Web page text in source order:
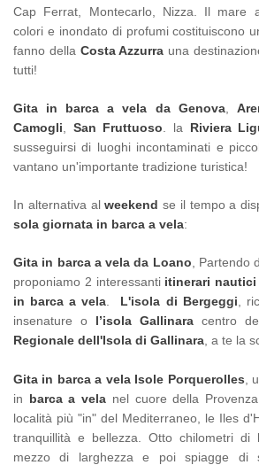
Cap Ferrat, Montecarlo, Nizza. Il mare
colori e inondato di profumi costituiscono
fanno della Costa Azzurra una
tutti!
Gita in barca a vela da Genova,
Camogli
San Fruttuoso . la Riviera
susseguirsi di luoghi incontaminati e
vantano un'importante tradizione turistica!
In alternativa alweekend se il tempo a
sola giornata in barca a vela:
Gita in barca a vela da Loano , Partendo
proponiamo 2 interessanti itinerari nautici
in barca a vela
L'isola di Bergeggi ,
insenature o l’isola Gallinara centro
Regionale dell'Isola di Gallinara , a te la
Gita in barca a vela Isole Porquerolles ,
in barca a vela nel cuore della
località più "in" del Mediterraneo, le Iles
tranquillità e bellezza. Otto chilometri di
mezzo di larghezza e poi spiagge di